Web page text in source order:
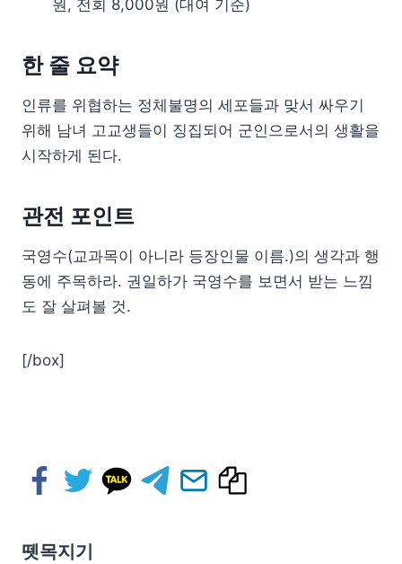
원, 전회 8,000원 (대여 기준)
한 줄 요약
인류를 위협하는 정체불명의 세포들과 맞서 싸우기
위해 남녀 고교생들이 징집되어 군인으로서의 생활을
시작하게 된다.
관전 포인트
국영수(교과목이 아니라 등장인물 이름.)의 생각과 행
동에 주목하라. 권일하가 국영수를 보면서 받는 느낌
도 잘 살펴볼 것.
[/box]
뗏목지기